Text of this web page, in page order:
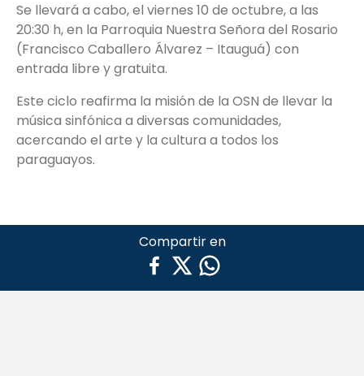
Se llevará a cabo, el viernes 10 de octubre, a las
20:30 h, en la Parroquia Nuestra Señora del Rosario
(Francisco Caballero Álvarez – Itauguá) con
entrada libre y gratuita.
Este ciclo reafirma la misión de la OSN de llevar la
música sinfónica a diversas comunidades,
acercando el arte y la cultura a todos los
paraguayos.
Compartir en